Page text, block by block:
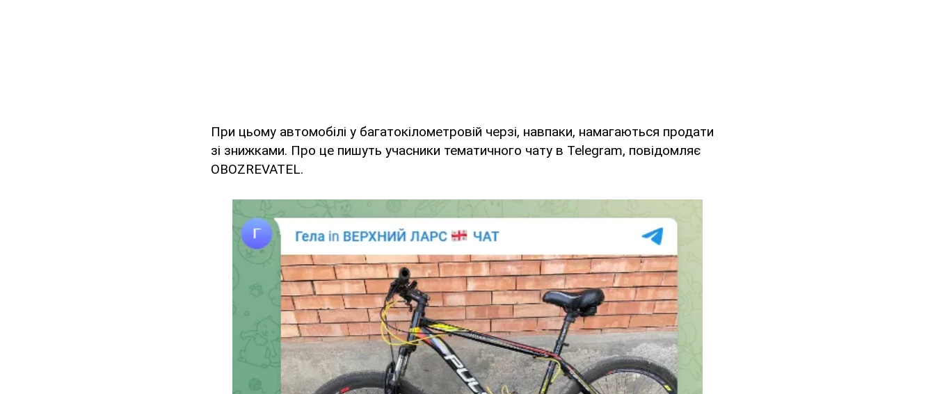
При цьому автомобілі у багатокілометровій черзі, навпаки, намагаються продати
зі знижками. Про це пишуть учасники тематичного чату в Telegram, повідомляє
OBOZREVATEL.